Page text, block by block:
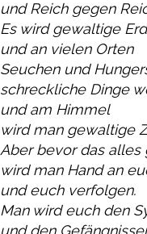
und Reich gegen
Es wird gewaltige
und an vielen Orten
Seuchen und
schreckliche Dinge
und am Himmel
wird man gewaltige
Aber bevor das alles
wird man Hand an
und euch verfolgen.
Man wird euch den
und den Gefä